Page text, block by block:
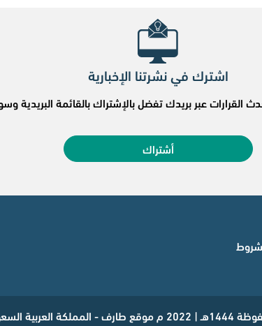
اشترك في نشرتنا الإخبارية
القرارات عبر بريدك تفضل بالإشتراك بالقائمة
أشتراك
العربية السعودية